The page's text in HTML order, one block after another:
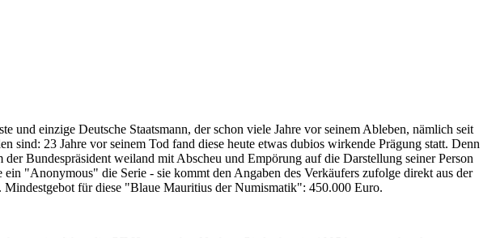
einzige Deutsche Staatsmann, der schon viele Jahre vor seinem Ableben, nämlich seit
23 Jahre vor seinem Tod fand diese heute etwas dubios wirkende Prägung statt. Denn
Bundespräsident weiland mit Abscheu und Empörung auf die Darstellung seiner Person
"Anonymous" die Serie - sie kommt den Angaben des Verkäufers zufolge direkt aus der
für diese "Blaue Mauritius der Numismatik": 450.000 Euro.